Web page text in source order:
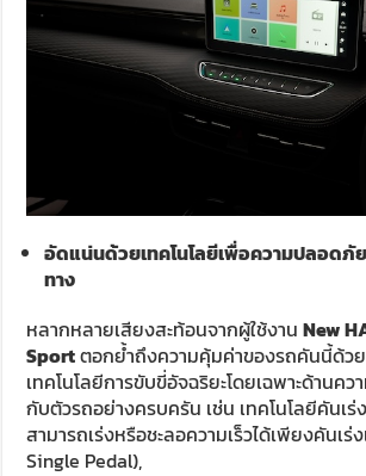
อัดแน่นด้วยเทคโนโลยีเพื่อความปลอดภั
ทาง
หลากหลายเสียงสะท้อนจากผู้ใช้งานNew
Sportตอกย้ำถึงความคุ้มค่าของรถคันนี้ด้วย
เทคโนโลยีการขับขี่อัจฉริยะโดยเฉพาะด้านค
กับตัวรถอย่างครบครัน เช่น เทคโนโลยีคันเร่
สามารถเร่งหรือชะลอความเร็วได้เพียงคันเ
Single Pedal),